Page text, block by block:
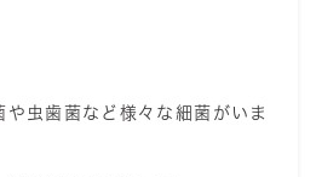
や虫歯菌など様々な細菌がいま